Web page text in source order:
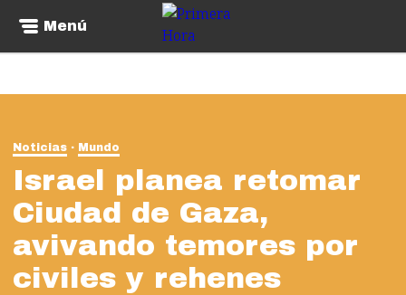
Menú
Noticias Mundo
Israel planea retomar
Ciudad de Gaza,
avivando temores por
civiles y rehenes